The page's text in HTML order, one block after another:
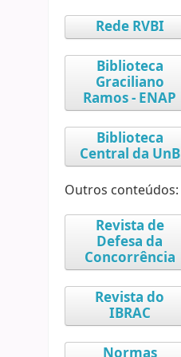
Rede RVBI
Biblioteca
Graciliano
Ramos - ENAP
Biblioteca
Central da UnB
Outros conteúdos:
Revista de
Defesa da
Concorrência
Revista do
IBRAC